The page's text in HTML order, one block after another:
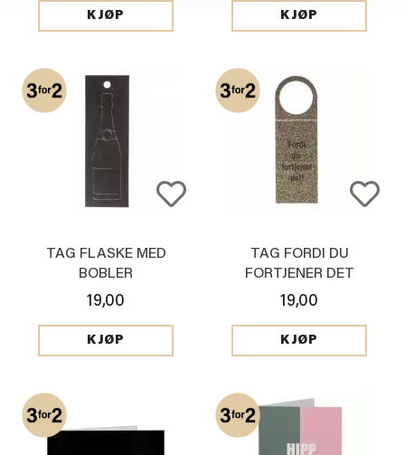
KJØP KJØP
TAG FLASKE MED
BOBLER
19,00
KJØP
TAG FORDI DU
FORTJENER DET
19,00
KJØP